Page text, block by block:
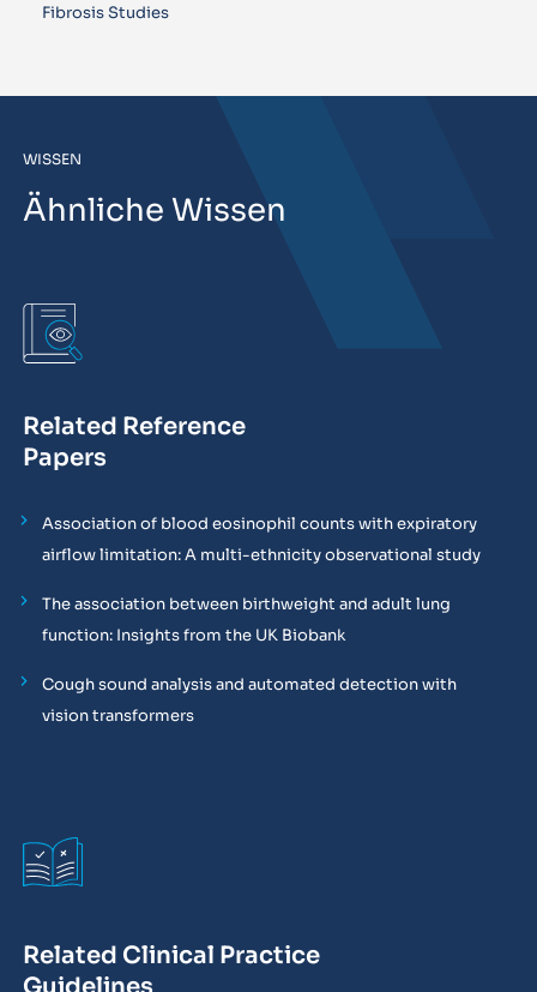
Fibrosis Studies
WISSEN
Ähnliche Wissen
Related Reference
Papers
Association of blood eosinophil counts with expiratory
airflow limitation: A multi-ethnicity observational study
The association between birthweight and adult lung
function: Insights from the UK Biobank
Cough sound analysis and automated detection with
vision transformers
Related Clinical Practice